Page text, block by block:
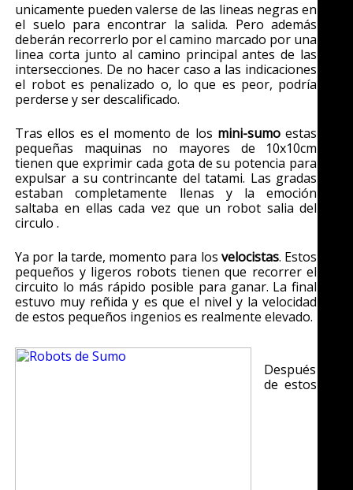
unicamente pueden valerse de las lineas negras en
el suelo para encontrar la salida. Pero además
deberán recorrerlo por el camino marcado por una
linea corta junto al camino principal antes de las
intersecciones. De no hacer caso a las indicaciones
el robot es penalizado o, lo que es peor, podría
perderse y ser descalificado.
Tras ellos es el momento de los mini-sumoestas
pequeñas maquinas no mayores de 10x10cm
tienen que exprimir cada gota de su potencia para
expulsar a su contrincante del tatami. Las gradas
estaban completamente llenas y la emoción
saltaba en ellas cada vez que un robot salia del
circulo .
Ya por la tarde, momento para los velocistas. Estos
pequeños y ligeros robots tienen que recorrer el
circuito lo más rápido posible para ganar. La final
estuvo muy reñida y es que el nivel y la velocidad
de estos pequeños ingenios es realmente elevado.
Después
de estos